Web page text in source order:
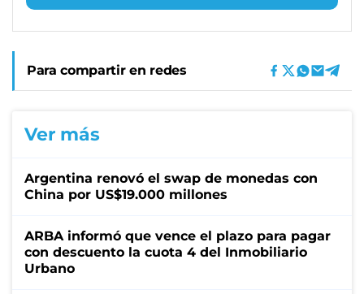
Para compartir en redes
Ver más
Argentina renovó el swap de monedas con
China por US$19.000 millones
ARBA informó que vence el plazo para pagar
con descuento la cuota 4 del Inmobiliario
Urbano